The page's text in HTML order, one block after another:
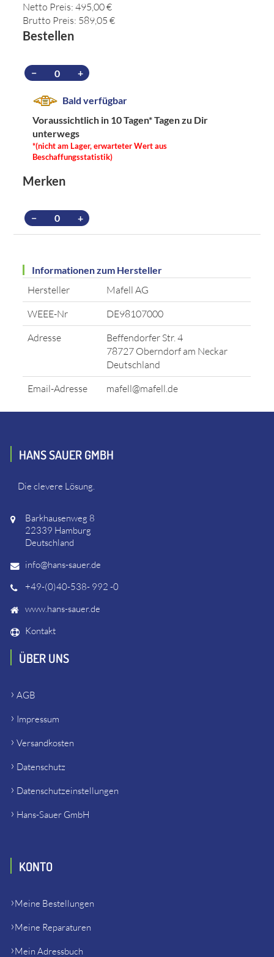
Netto Preis: 495,00 €
Brutto Preis: 589,05 €
Bestellen
− +
Bald verfügbar
Voraussichtlich in 10 Tagen*Tagen zu Dir
unterwegs
*(nicht am Lager, erwarteter Wert aus
Beschaffungsstatistik)
Merken
− +
Informationen zum Hersteller
Hersteller
Mafell AG
WEEE-Nr
DE98107000
Adresse
Beffendorfer Str. 4
78727 Oberndorf am Neckar
Deutschland
Email-Adresse
mafell@mafell.de
HANS SAUER GMBH
Die clevere Lösung.
Barkhausenweg 8
22339 Hamburg
Deutschland
info@hans-sauer.de
+49-(0)40-538- 992 -0
www.hans-sauer.de
Kontakt
ÜBER UNS
AGB
Impressum
Versandkosten
Datenschutz
Datenschutzeinstellungen
Hans-Sauer GmbH
KONTO
Meine Bestellungen
Meine Reparaturen
Mein Adressbuch